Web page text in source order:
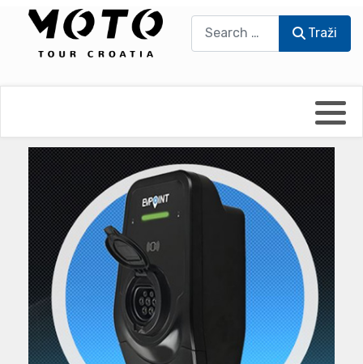
Traži
UmPaDrum
Moto servisi
Impressum
Damir Žerić - ELPASSO
Dario Dinter - Moto TOZ
Igor Kreč - UmPaDrum
Igor Kukec Brmbi
Slaven Gajdek
Moto putopisi
Vikend vožnje